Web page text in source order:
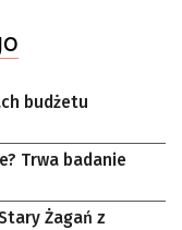
budżetu
Trwa badanie
Żagań z